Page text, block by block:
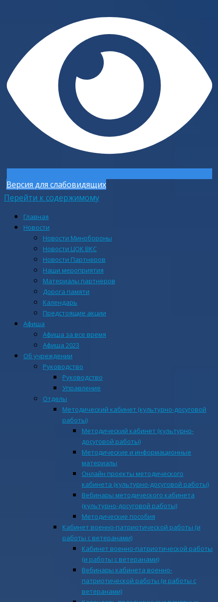
Версия для слабовидящих
Перейти к содержимому
Главная
Новости
Новости Минобороны
Новости ЦОК ВКС
Новости Партнеров
Наши мероприятия
Материалы партнеров
Дорога памяти
Календарь
Предстоящие акции
Афиша
Афиша за все время
Афиша 2023
Об учреждении
Руководство
Руководство
Управление
Отделы
Методический кабинет (культурно-досуговой
работы)
Методический кабинет (культурно-
досуговой работы)
Методические и информационные
материалы
Онлайн проекты методического
кабинета (культурно-досуговой работы)
Вебинары методического кабинета
(культурно-досуговой работы)
Методические пособия
Кабинет военно-патриотической работы (и
работы с ветеранами)
Кабинет военно-патриотической работы
(и работы с ветеранами)
Вебинары кабинета военно-
патриотической работы (и работы с
ветеранами)